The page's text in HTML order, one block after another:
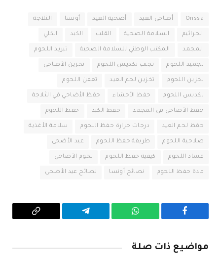
Onssa أضاحي العيد أضحية العيد أونسا الثلاجة
الجراثيم السلامة الصحية القلب الكبد الكلي
المجمد المكتب الوطني للسلامة الصحية تبريد اللحوم
تجميد اللحوم تجنب تكديس اللحوم تخزين الأضاحي
تخزين اللحوم تخزين لحم العيد تعفن اللحوم
تكديس اللحوم حفظ الأحشاء حفظ الأضاحي في الثلاجة
حفظ الأضاحي في المجمد حفظ الكبد حفظ اللحوم
حفظ لحم العيد درجات حرارة حفظ اللحوم سلامة الأغذية
صلاحية اللحوم طريقة حفظ اللحوم عيد الأضحى
فساد اللحوم كيفية حفظ اللحوم لحوم الأضاحي
مدة حفظ اللحوم نصائح أونسا نصائح عيد الأضحى
فيسبوك واتساب تيلقرام
Copy
مواضيع ذات صلة